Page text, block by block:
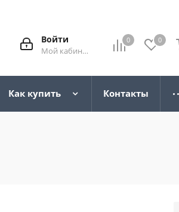
0 0
Войти
Мой кабинет
Как купить Контакты